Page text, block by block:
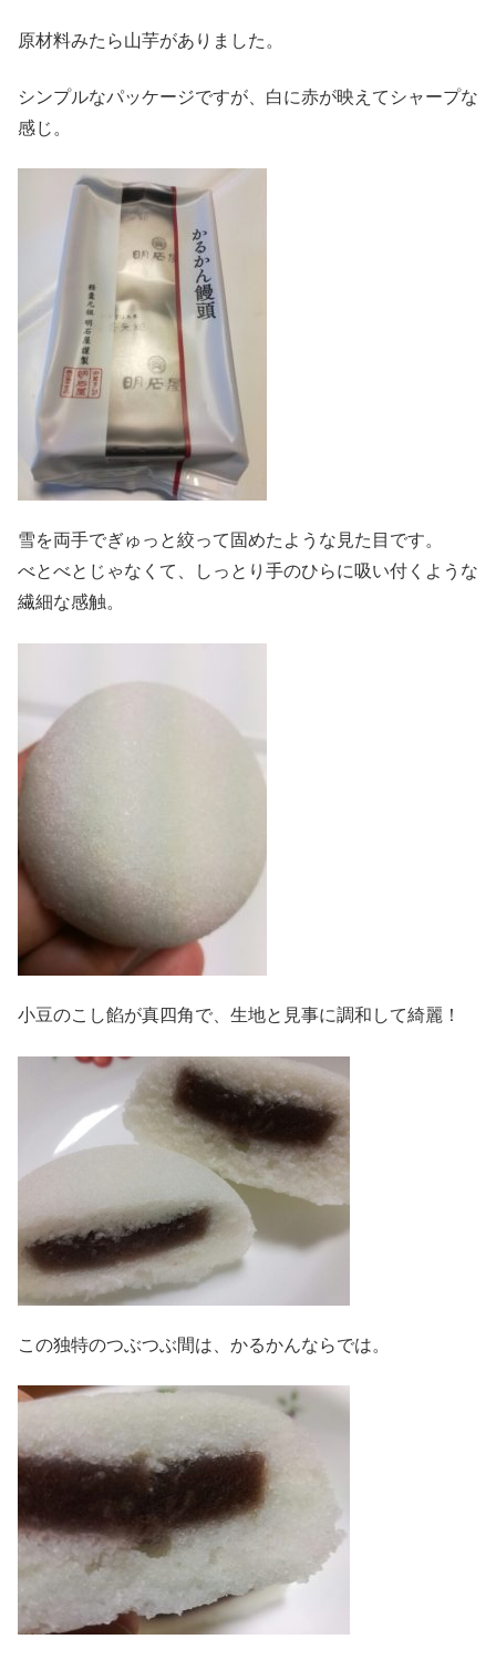
原材料みたら山芋がありました。
シンプルなパッケージですが、白に赤が映えてシャープな
感じ。
雪を両手でぎゅっと絞って固めたような見た目です。
べとべとじゃなくて、しっとり手のひらに吸い付くような
繊細な感触。
小豆のこし餡が真四角で、生地と見事に調和して綺麗！
この独特のつぶつぶ間は、かるかんならでは。